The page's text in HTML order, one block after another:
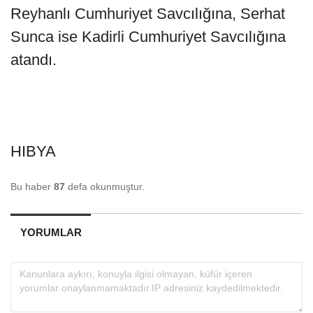
Reyhanlı Cumhuriyet Savcılığına, Serhat
Sunca ise Kadirli Cumhuriyet Savcılığına
atandı.
HIBYA
Bu haber 87 defa okunmuştur.
YORUMLAR